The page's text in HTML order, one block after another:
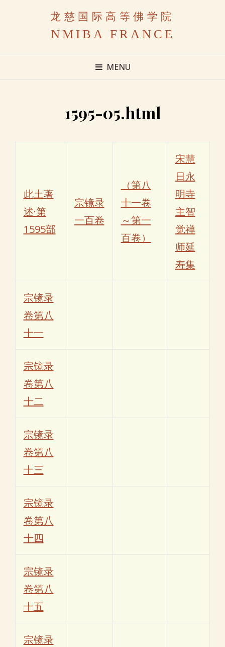
龙慈国际高等佛学院
NMIBA FRANCE
MENU
1595-05.html
此土著
述·第
1595部
宗镜录
一百卷
（第八
十一卷
～第一
百卷）
宋慧
日永
明寺
主智
觉禅
师延
寿集
宗镜录
卷第八
十一
宗镜录
卷第八
十二
宗镜录
卷第八
十三
宗镜录
卷第八
十四
宗镜录
卷第八
十五
宗镜录